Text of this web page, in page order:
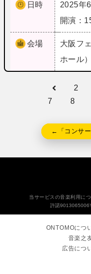
日時
2025年
開演：
会場 大阪 フ
ホール
2
7
8
←「コンサ
当サービスの音楽利用に
許諾
ONTOMOにつ
音楽之
広告につ